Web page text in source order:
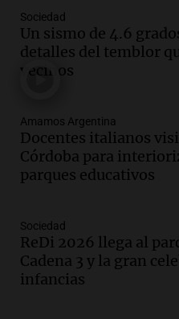
ciudad de
sobre los parques
Amamos Argentina
Episodios
durante la
Informados al regreso
Episodios
Audio.Córdoba
tras fuertes vientos
Panorama Federal
Episodios
Audio.
Sociedad
Un sismo de 4.6
detalles del temblor
vecinos
Amamos Argentina
Docentes italianos
Córdoba para
parques educativos
Sociedad
ReDi 2026 llega al
Cadena 3 y la gran
infancias